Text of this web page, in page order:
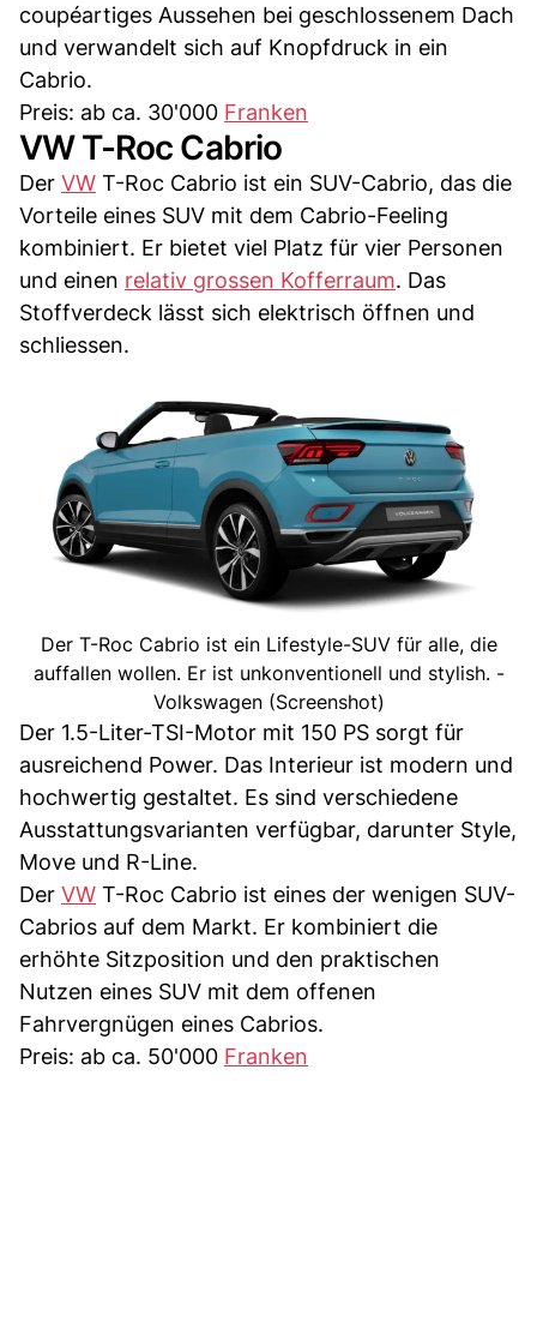
coupéartiges Aussehen bei geschlossenem Dach
und verwandelt sich auf Knopfdruck in ein
Cabrio.
Preis: ab ca. 30'000 Franken
VW T-Roc Cabrio
Der VW T-Roc Cabrio ist ein SUV-Cabrio, das die
Vorteile eines SUV mit dem Cabrio-Feeling
kombiniert. Er bietet viel Platz für vier Personen
und einen relativ grossen Kofferraum. Das
Stoffverdeck lässt sich elektrisch öffnen und
schliessen.
Der T-Roc Cabrio ist ein Lifestyle-SUV für alle, die
auffallen wollen. Er ist unkonventionell und stylish. -
Volkswagen (Screenshot)
Der 1.5-Liter-TSI-Motor mit 150 PS sorgt für
ausreichend Power. Das Interieur ist modern und
hochwertig gestaltet. Es sind verschiedene
Ausstattungsvarianten verfügbar, darunter Style,
Move und R-Line.
Der VW T-Roc Cabrio ist eines der wenigen SUV-
Cabrios auf dem Markt. Er kombiniert die
erhöhte Sitzposition und den praktischen
Nutzen eines SUV mit dem offenen
Fahrvergnügen eines Cabrios.
Preis: ab ca. 50'000 Franken